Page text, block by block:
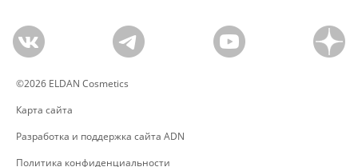
©2026 ELDAN Cosmetics
Карта сайта
Разработка и поддержка сайта ADN
Политика конфиденциальности